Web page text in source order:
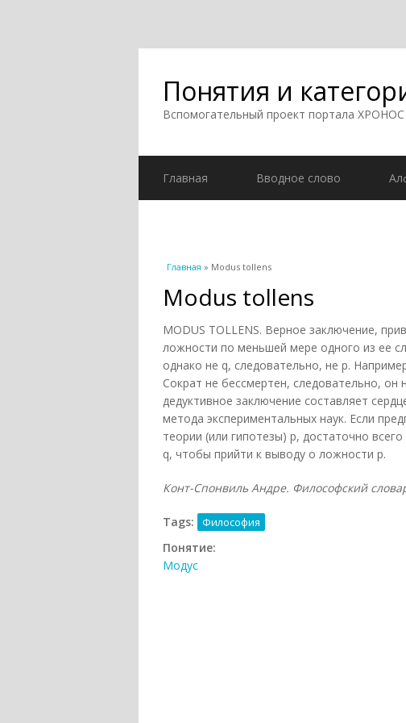
Понятия и
Вспомогательный проект портала ХРОНОС
Главная Вводное слово
Вы здесь
Главная » Modus tollens
Modus tollens
MODUS TOLLENS. Верное заключение,
ложности по меньшей мере одного из ее
однако не q, следовательно, не р.
Сократ не бессмертен, следовательно,
дедуктивное заключение составляет
метода экспериментальных наук. Если
теории (или гипотезы) р, достаточно
q, чтобы прийти к выводу о ложности р.
Конт-Спонвиль Андре. Философский
Tags: Философия
Понятие:
Модус